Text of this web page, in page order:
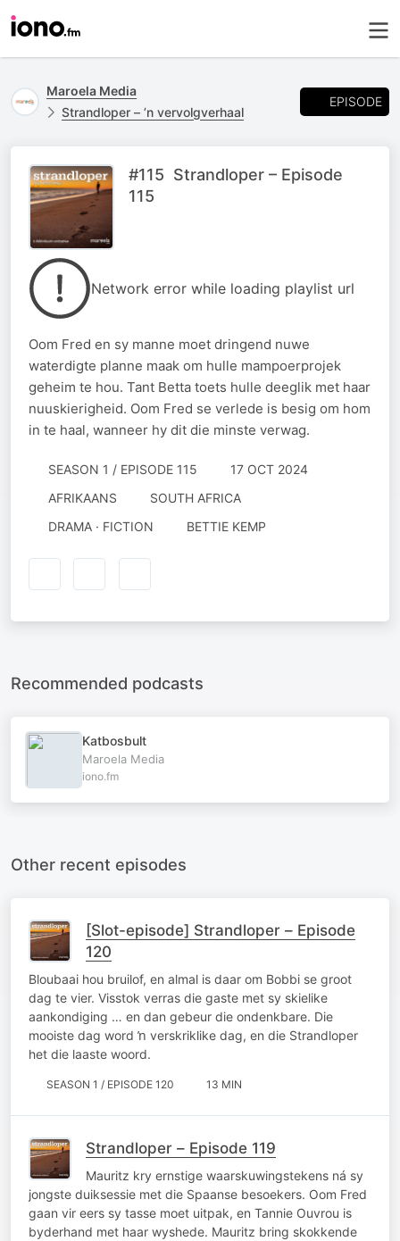
Maroela Media
Strandloper – ’n vervolgverhaal
EPISODE
#115 Strandloper – Episode
115
Network error while loading playlist url
Oom Fred en sy manne moet dringend nuwe
waterdigte planne maak om hulle mampoerprojek
geheim te hou. Tant Betta toets hulle deeglik met haar
nuuskierigheid. Oom Fred se verlede is besig om hom
in te haal, wanneer hy dit die minste verwag.
SEASON 1 / EPISODE 115
17 OCT 2024
AFRIKAANS
SOUTH AFRICA
DRAMA · FICTION
BETTIE KEMP
Recommended podcasts
Katbosbult
Maroela Media
iono.fm
Other recent episodes
[Slot-episode] Strandloper – Episode
120
Bloubaai hou bruilof, en almal is daar om Bobbi se groot
dag te vier. Visstok verras die gaste met sy skielike
aankondiging … en dan gebeur die ondenkbare. Die
mooiste dag word ŉ verskriklike dag, en die Strandloper
het die laaste woord.
SEASON 1 / EPISODE 120 13 MIN
Strandloper – Episode 119
Mauritz kry ernstige waarskuwingstekens ná sy
jongste duiksessie met die Spaanse besoekers. Oom Fred
gaan vir eers sy tasse moet uitpak, en Tannie Ouvrou is
byderhand met haar wyshede. Mauritz bring skokkende